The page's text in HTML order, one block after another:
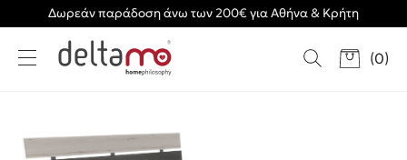
Δωρεάν παράδοση άνω των 200€ για Αθήνα & Κρήτη
(0)